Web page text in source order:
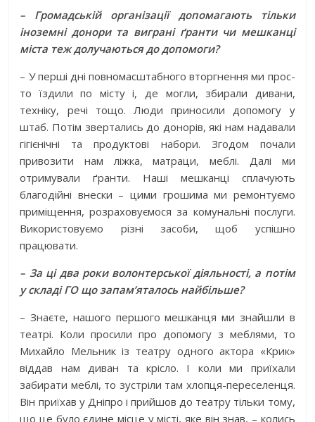
– Громадській організації допомагають тільки
іноземні донори та виграні ґранти чи мешканці
міста теж долучаються до допомоги?
– У перші дні повномасштабного вторгнення ми прос­
то їздили по місту і, де могли, збирали дивани,
техніку, речі тощо. Люди приносили допомогу у
штаб. Потім звертались до донорів, які нам надавали
гігієнічні та продуктові набори. Згодом почали
привозити нам ліжка, матраци, меблі. Далі ми
отримували ґранти. Наші мешканці сплачують
благодійні внески – цими грошима ми ремонтуємо
приміщення, розраховуємося за комунальні послуги.
Використовуємо різні засоби, щоб успішно
працювати.
– За ці два роки волонтерської діяльності, а потім
у складі ГО що запам’яталось найбільше?
– Знаєте, нашого першого мешканця ми знайшли в
театрі. Коли просили про допомогу з меблями, то
Михайло Мельник із театру одного актора «Крик»
віддав нам диван та крісло. І коли ми приїхали
забирати меблі, то зустріли там хлопця-переселенця.
Він приїхав у Дніпро і прийшов до театру тільки тому,
що це було єдине місце у місті, яке він знав, – колись